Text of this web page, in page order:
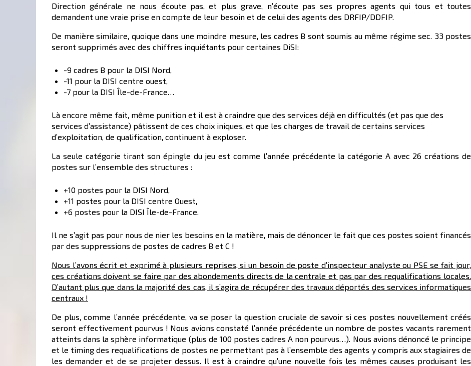
Direction générale ne nous écoute pas, et plus grave, n’écoute pas ses propres agents qui tous et toutes
demandent une vraie prise en compte de leur besoin et de celui des agents des DRFIP/DDFIP.
De manière similaire, quoique dans une moindre mesure, les cadres B sont soumis au même régime sec. 33 postes
seront supprimés avec des chiffres inquiétants pour certaines DiSI:
-9 cadres B pour la DISI Nord,
-11 pour la DISI centre ouest,
-7 pour la DISI Île-de-France…
Là encore même fait, même punition et il est à craindre que des services déjà en difficultés (et pas que des
services d’assistance) pâtissent de ces choix iniques, et que les charges de travail de certains services
d’exploitation, de qualification, continuent à exploser.
La seule catégorie tirant son épingle du jeu est comme l’année précédente la catégorie A avec 26 créations de
postes sur l’ensemble des structures :
+10 postes pour la DISI Nord,
+11 postes pour la DISI centre Ouest,
+6 postes pour la DISI Île-de-France.
Il ne s’agit pas pour nous de nier les besoins en la matière, mais de dénoncer le fait que ces postes soient financés
par des suppressions de postes de cadres B et C !
Nous l’avons écrit et exprimé à plusieurs reprises, si un besoin de poste d’inspecteur analyste ou PSE se fait jour,
ces créations doivent se faire par des abondements directs de la centrale et pas par des requalifications locales.
D’autant plus que dans la majorité des cas, il s’agira de récupérer des travaux déportés des services informatiques
centraux !
De plus, comme l’année précédente, va se poser la question cruciale de savoir si ces postes nouvellement créés
seront effectivement pourvus ! Nous avions constaté l’année précédente un nombre de postes vacants rarement
atteints dans la sphère informatique (plus de 100 postes cadres A non pourvus…). Nous avions dénoncé le principe
et le timing des requalifications de postes ne permettant pas à l’ensemble des agents y compris aux stagiaires de
les demander et de se projeter dessus. Il est à craindre qu’une nouvelle fois les mêmes causes produisant les